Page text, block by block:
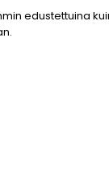
edustettuina